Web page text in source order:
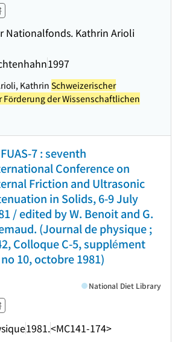
Nationalfonds. Kathrin Arioli
1997
Kathrin Schweizerischer
der Wissenschaftlichen
7 : seventh
Conference on
Friction and Ultrasonic
in Solids, 6-9 July
/ edited by W. Benoit and G.
(Journal de physique ;
Colloque C-5, supplément
10, octobre 1981)
1981.<MC141-174>
National Diet Library